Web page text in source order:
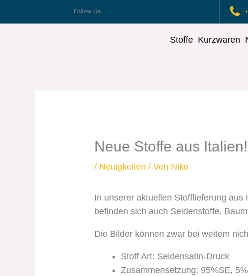
Follow Us
Stoffe Kurzwaren
Neue Stoffe aus
/ Neuigkeiten / Von Niko
In unserer aktuellen Stofflieferung
befinden sich auch Seidenstoffe,
Die Bilder können zwar bei weitem
Stoff Art: Seidensatin-Druck
Zusammensetzung: 95%SE,